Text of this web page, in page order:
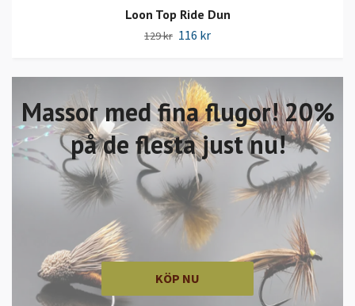
Massor med fina flugor! 20%
på de flesta just nu!
KÖP NU
Loon Top Ride Dun
129 kr 116 kr